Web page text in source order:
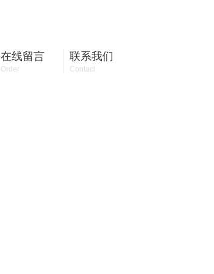
在线留言
Order
联系我们
Contact